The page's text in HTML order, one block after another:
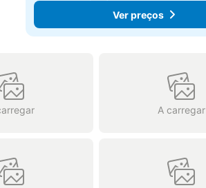
Ver preços
A carregar